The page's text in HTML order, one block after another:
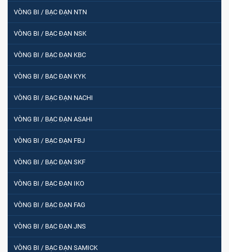
VÒNG BI / BẠC ĐẠN NTN
VÒNG BI / BẠC ĐẠN NSK
VÒNG BI / BẠC ĐẠN KBC
VÒNG BI / BẠC ĐẠN KYK
VÒNG BI / BẠC ĐẠN NACHI
VÒNG BI / BẠC ĐẠN ASAHI
VÒNG BI / BẠC ĐẠN FBJ
VÒNG BI / BẠC ĐẠN SKF
VÒNG BI / BẠC ĐẠN IKO
VÒNG BI / BẠC ĐẠN FAG
VÒNG BI / BẠC ĐẠN JNS
VÒNG BI / BẠC ĐẠN SAMICK